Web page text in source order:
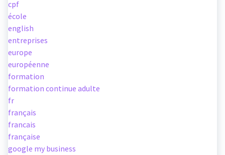
cpf
école
english
entreprises
europe
européenne
formation
formation continue adulte
fr
français
francais
française
google my business